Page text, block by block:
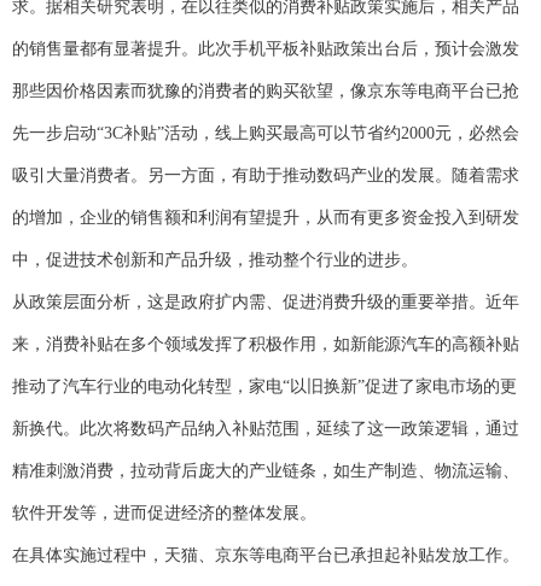
求。据相关研究表明，在以往类似的消费补贴政策实施后，相关产品
的销售量都有显著提升。此次手机平板补贴政策出台后，预计会激发
那些因价格因素而犹豫的消费者的购买欲望，像京东等电商平台已抢
先一步启动“3C补贴”活动，线上购买最高可以节省约2000元，必然会
吸引大量消费者。另一方面，有助于推动数码产业的发展。随着需求
的增加，企业的销售额和利润有望提升，从而有更多资金投入到研发
中，促进技术创新和产品升级，推动整个行业的进步。
从政策层面分析，这是政府扩内需、促进消费升级的重要举措。近年
来，消费补贴在多个领域发挥了积极作用，如新能源汽车的高额补贴
推动了汽车行业的电动化转型，家电“以旧换新”促进了家电市场的更
新换代。此次将数码产品纳入补贴范围，延续了这一政策逻辑，通过
精准刺激消费，拉动背后庞大的产业链条，如生产制造、物流运输、
软件开发等，进而促进经济的整体发展。
在具体实施过程中，天猫、京东等电商平台已承担起补贴发放工作。